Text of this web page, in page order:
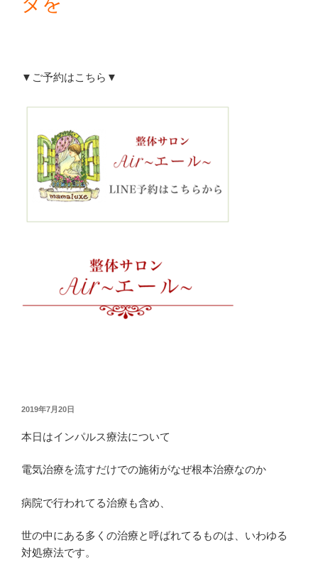
▼ご予約はこちら▼
投
日:
2019年7月20日
本日はインパルス療法について
電気治療を流すだけでの施術がなぜ根本治療なのか
病院で行われてる治療も含め、
世の中にある多くの治療と呼ばれてるものは、いわゆる
対処療法です。